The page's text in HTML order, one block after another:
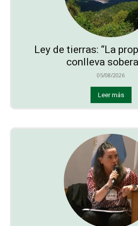
Ley de tierras: “La
conlleva
05/08/2026
Leer más